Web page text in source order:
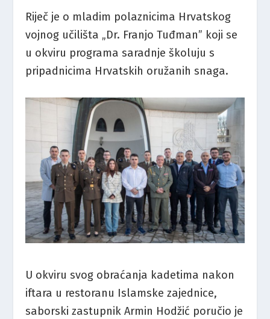
Riječ je o mladim polaznicima Hrvatskog
vojnog učilišta „Dr. Franjo Tuđman” koji se
u okviru programa saradnje školuju s
pripadnicima Hrvatskih oružanih snaga.
U okviru svog obraćanja kadetima nakon
iftara u restoranu Islamske zajednice,
saborski zastupnik Armin Hodžić poručio je